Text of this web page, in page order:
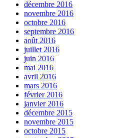
décembre 2016
novembre 2016
octobre 2016
septembre 2016
août 2016
juillet 2016
juin 2016
mai 2016
avril 2016
mars 2016
février 2016
janvier 2016
décembre 2015
novembre 2015
octobre 2015